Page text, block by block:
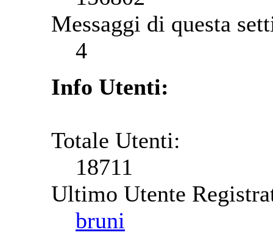
Messaggi di questa
4
Info Utenti:
Totale Utenti:
18711
Ultimo Utente
bruni